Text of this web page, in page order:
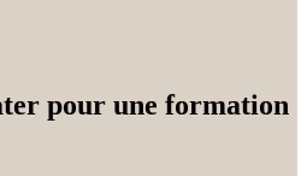
pour une formation